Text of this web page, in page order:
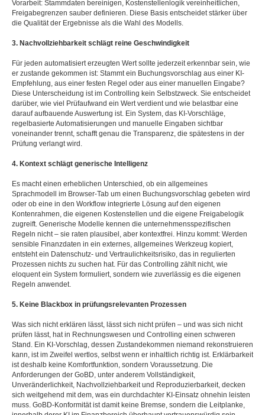
Vorarbeit: Stammdaten bereinigen, Kostenstellenlogik vereinheitlichen,
Freigabegrenzen sauber definieren. Diese Basis entscheidet stärker über
die Qualität der Ergebnisse als die Wahl des Modells.
3. Nachvollziehbarkeit schlägt reine Geschwindigkeit
Für jeden automatisiert erzeugten Wert sollte jederzeit erkennbar sein, wie
er zustande gekommen ist: Stammt ein Buchungsvorschlag aus einer KI-
Empfehlung, aus einer festen Regel oder aus einer manuellen Eingabe?
Diese Unterscheidung ist im Controlling kein Selbstzweck. Sie entscheidet
darüber, wie viel Prüfaufwand ein Wert verdient und wie belastbar eine
darauf aufbauende Auswertung ist. Ein System, das KI-Vorschläge,
regelbasierte Automatisierungen und manuelle Eingaben sichtbar
voneinander trennt, schafft genau die Transparenz, die spätestens in der
Prüfung verlangt wird.
4. Kontext schlägt generische Intelligenz
Es macht einen erheblichen Unterschied, ob ein allgemeines
Sprachmodell im Browser-Tab um einen Buchungsvorschlag gebeten wird
oder ob eine in den Workflow integrierte Lösung auf den eigenen
Kontenrahmen, die eigenen Kostenstellen und die eigene Freigabelogik
zugreift. Generische Modelle kennen die unternehmensspezifischen
Regeln nicht – sie raten plausibel, aber kontextfrei. Hinzu kommt: Werden
sensible Finanzdaten in ein externes, allgemeines Werkzeug kopiert,
entsteht ein Datenschutz- und Vertraulichkeitsrisiko, das in regulierten
Prozessen nichts zu suchen hat. Für das Controlling zählt nicht, wie
eloquent ein System formuliert, sondern wie zuverlässig es die eigenen
Regeln anwendet.
5. Keine Blackbox in prüfungsrelevanten Prozessen
Was sich nicht erklären lässt, lässt sich nicht prüfen – und was sich nicht
prüfen lässt, hat in Rechnungswesen und Controlling einen schweren
Stand. Ein KI-Vorschlag, dessen Zustandekommen niemand rekonstruieren
kann, ist im Zweifel wertlos, selbst wenn er inhaltlich richtig ist. Erklärbarkeit
ist deshalb keine Komfortfunktion, sondern Voraussetzung. Die
Anforderungen der GoBD, unter anderem Vollständigkeit,
Unveränderlichkeit, Nachvollziehbarkeit und Reproduzierbarkeit, decken
sich weitgehend mit dem, was ein durchdachter KI-Einsatz ohnehin leisten
muss. GoBD-Konformität ist damit keine Bremse, sondern die Leitplanke,